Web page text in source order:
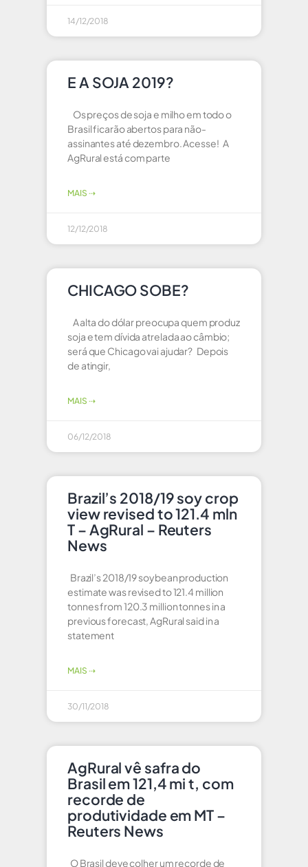
14/12/2018
E A SOJA 2019?
Os preços de soja e milho em todo o
Brasil ficarão abertos para não-
assinantes até dezembro. Acesse! A
AgRural está com parte
MAIS ⇢
12/12/2018
CHICAGO SOBE?
A alta do dólar preocupa quem produz
soja e tem dívida atrelada ao câmbio;
será que Chicago vai ajudar? Depois
de atingir,
MAIS ⇢
06/12/2018
Brazil’s 2018/19 soy crop
view revised to 121.4 mln
T – AgRural – Reuters
News
Brazil’s 2018/19 soybean production
estimate was revised to 121.4 million
tonnes from 120.3 million tonnes in a
previous forecast, AgRural said in a
statement
MAIS ⇢
30/11/2018
AgRural vê safra do
Brasil em 121,4 mi t, com
recorde de
produtividade em MT –
Reuters News
O Brasil deve colher um recorde de